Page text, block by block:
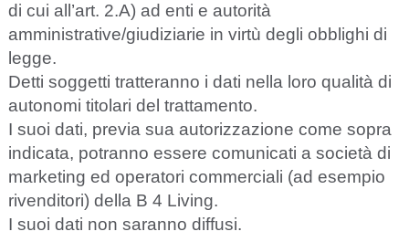
di cui a ’art. 2.A) ad enti e autorità
amministrative/giudiziarie in virtù degli obblighi di
legge.
Detti soggetti tratteranno i dati nella loro qua ità di
autonomi titolari del trattamento.
I suoi dati, previa sua autorizzazione come sopra
indicata, potranno essere comunicati a società di
marketing ed operatori commerciali (ad esempio
rivenditori) della B 4 Living.
I suoi dati non saranno diffusi.